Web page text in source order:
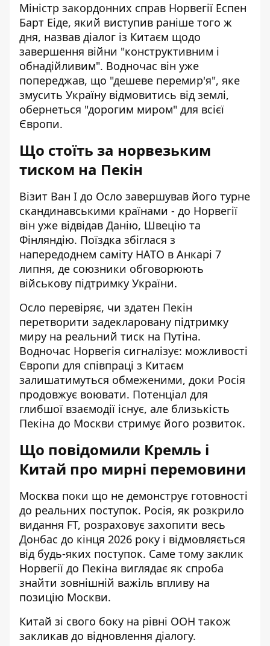
Міністр закордонних справ Норвегії Еспен
Барт Еіде, який виступив раніше того ж
дня, назвав діалог із Китаєм щодо
завершення війни "конструктивним і
обнадійливим". Водночас він уже
попереджав, що "дешеве перемир'я", яке
змусить Україну відмовитись від землі,
обернеться "дорогим миром" для всієї
Європи.
Що стоїть за норвезьким
тиском на Пекін
Візит Ван І до Осло завершував його турне
скандинавськими країнами - до Норвегії
він уже відвідав Данію, Швецію та
Фінляндію. Поїздка збіглася з
напередоднем саміту НАТО в Анкарі 7
липня, де союзники обговорюють
військову підтримку України.
Осло перевіряє, чи здатен Пекін
перетворити задекларовану підтримку
миру на реальний тиск на Путіна.
Водночас Норвегія сигналізує: можливості
Європи для співпраці з Китаєм
залишатимуться обмеженими, доки Росія
продовжує воювати. Потенціал для
глибшої взаємодії існує, але близькість
Пекіна до Москви стримує його розвиток.
Що повідомили Кремль і
Китай про мирні перемовини
Москва поки що не демонструє готовності
до реальних поступок. Росія, як розкрило
видання FT, розраховує захопити весь
Донбас до кінця 2026 року і відмовляється
від будь-яких поступок. Саме тому заклик
Норвегії до Пекіна виглядає як спроба
знайти зовнішній важіль впливу на
позицію Москви.
Китай зі свого боку на рівні ООН також
закликав до відновлення діалогу.